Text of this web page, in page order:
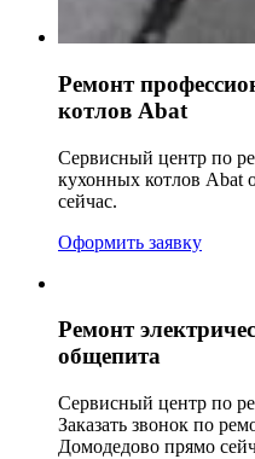
Ремонт
котлов Abat
Сервисный центр по
кухонных котлов Abat
сейчас.
Оформить заявку
Ремонт
общепита
Сервисный центр по
Заказать звонок по
Домодедово прямо